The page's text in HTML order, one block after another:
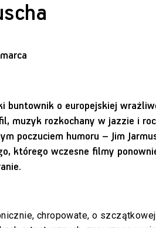
buntownik o europejskiej
muzyk rozkochany w jazzie i
poczuciem humoru – Jim
którego wczesne filmy
chropowate, o